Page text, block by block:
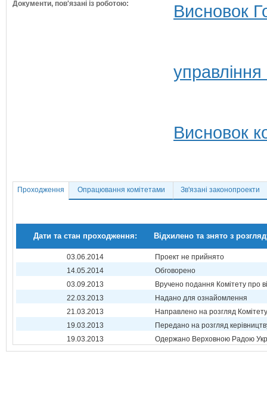
Документи, пов'язані із роботою: Висновок
Висновок
Проходження Опрацювання комітетами Зв'язані законопроекти
Дати та стан проходження: Відхилено та знято з
03.06.2014
Проект не прийнято
14.05.2014
Обговорено
03.09.2013
Вручено подання Комітету про
22.03.2013
Надано для ознайомлення
21.03.2013
Направлено на розгляд Комітету
19.03.2013
Передано на розгляд
19.03.2013
Одержано Верховною Радою